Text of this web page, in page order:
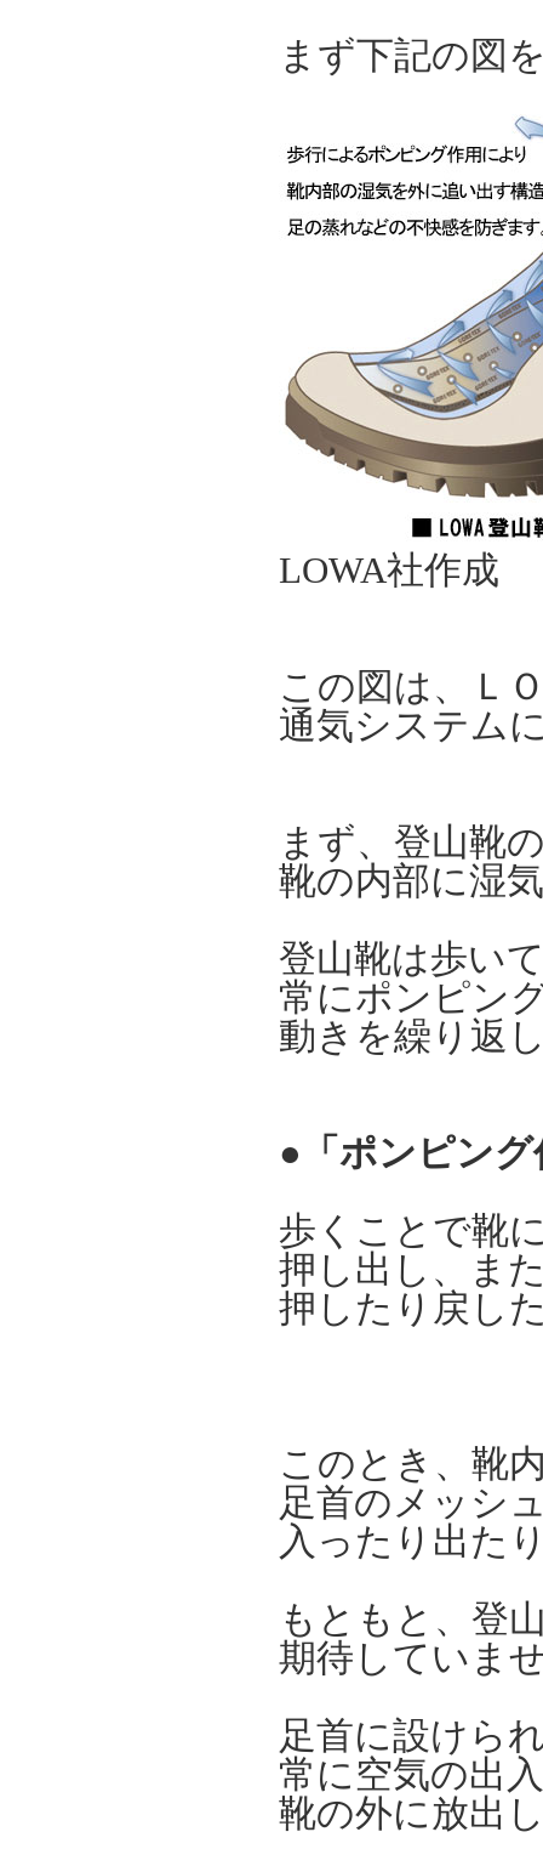
まず下記の図
LOWA社作成
この図は、Ｌ
通気システム
まず、登山靴
靴の内部に湿
登山靴は歩い
常にポンピン
動きを繰り返
● 「ポンピン
歩くことで靴
押し出し、ま
押したり戻し
このとき、靴
足首のメッシ
入ったり出た
もともと、登
期待していま
足首に設けら
常に空気の出
靴の外に放出